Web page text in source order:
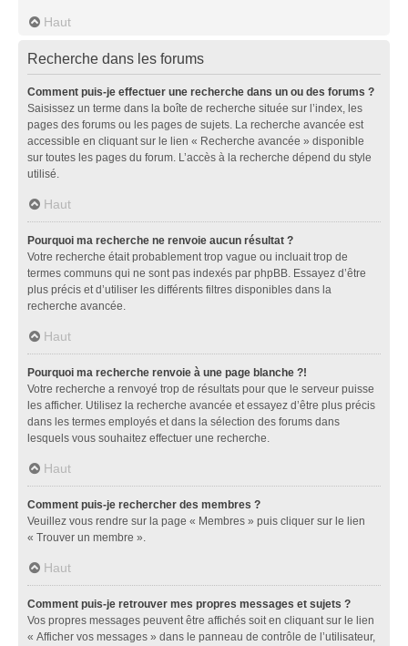
Haut
Recherche dans les forums
Comment puis-je effectuer une recherche dans un ou des forums ?
Saisissez un terme dans la boîte de recherche située sur l’index, les
pages des forums ou les pages de sujets. La recherche avancée est
accessible en cliquant sur le lien « Recherche avancée » disponible
sur toutes les pages du forum. L’accès à la recherche dépend du style
utilisé.
Haut
Pourquoi ma recherche ne renvoie aucun résultat ?
Votre recherche était probablement trop vague ou incluait trop de
termes communs qui ne sont pas indexés par phpBB. Essayez d’être
plus précis et d’utiliser les différents filtres disponibles dans la
recherche avancée.
Haut
Pourquoi ma recherche renvoie à une page blanche ?!
Votre recherche a renvoyé trop de résultats pour que le serveur puisse
les afficher. Utilisez la recherche avancée et essayez d’être plus précis
dans les termes employés et dans la sélection des forums dans
lesquels vous souhaitez effectuer une recherche.
Haut
Comment puis-je rechercher des membres ?
Veuillez vous rendre sur la page « Membres » puis cliquer sur le lien
« Trouver un membre ».
Haut
Comment puis-je retrouver mes propres messages et sujets ?
Vos propres messages peuvent être affichés soit en cliquant sur le lien
« Afficher vos messages » dans le panneau de contrôle de l’utilisateur,